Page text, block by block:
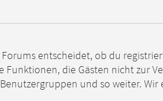
entscheidet, ob du
die Gästen nicht zur
und so weiter.